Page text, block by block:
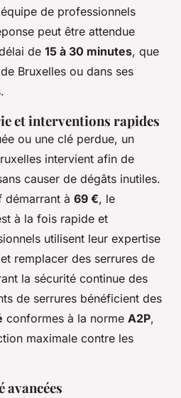
de professionnels
peut être attendue
de 15 à 30 minutes, que
Bruxelles ou dans ses
et interventions rapides
ou une clé perdue, un
intervient afin de
causer de dégâts inutiles.
démarrant à 69 €, le
à la fois rapide et
utilisent leur expertise
remplacer des serrures de
la sécurité continue des
de serrures bénéficient des
conformes à la norme A2P,
maximale contre les
avancées